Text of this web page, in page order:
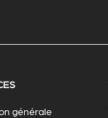
générale